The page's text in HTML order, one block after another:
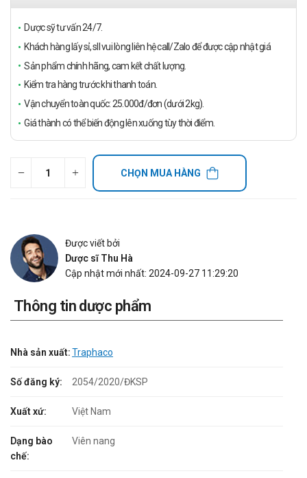
Dược sỹ tư vấn 24/7.
Khách hàng lấy sỉ, sll vui lòng liên hệ call/Zalo để được cập nhật giá
Sản phẩm chính hãng, cam kết chất lượng.
Kiểm tra hàng trước khi thanh toán.
Vận chuyển toàn quốc: 25.000đ/đơn (dưới 2kg).
Giá thành có thể biến động lên xuống tùy thời điểm.
CHỌN MUA HÀNG
Được viết bởi
Dược sĩ Thu Hà
Cập nhật mới nhất: 2024-09-27 11:29:20
Thông tin dược phẩm
Nhà sản xuất:Traphaco
Số đăng ký: 2054/2020/ĐKSP
Xuất xứ: Việt Nam
Dạng bào
chế:
Viên nang